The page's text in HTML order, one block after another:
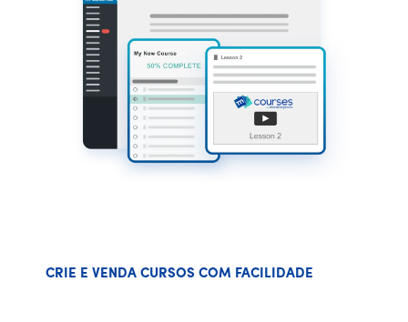
CRIE E VENDA CURSOS COM FACILIDADE